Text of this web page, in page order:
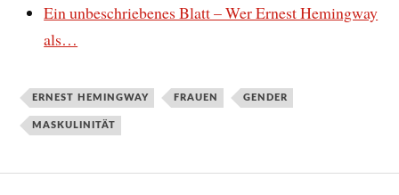
Ein unbeschriebenes Blatt – Wer Ernest Hemingway
als…
ERNEST HEMINGWAY FRAUEN GENDER
MASKULINITÄT